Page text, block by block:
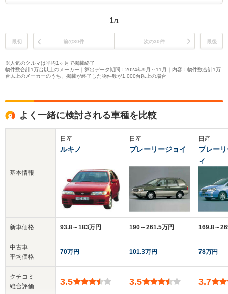
1/1
最初 前の30件 次の30件 最後
※人気のクルマは平均1ヶ月で掲載終了
物件数合計1万台以上のメーカー｜算出データ期間：2024年9月～11月｜内容：物件数合計1万
台以上のメーカーのうち、掲載が終了した物件数が1,000台以上の場合
よく一緒に検討される車種を比較
基本情報
新車価格
中古車
平均価格
クチコミ
総合評価
日産
ルキノ
93.8～183万円
70万円
3.5
日産
プレーリージョイ
190～261.5万円
101.3万円
3.5
日産
プレー
ィ
169.8～
78万円
3.7